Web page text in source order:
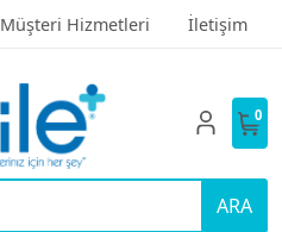
Müşteri Hizmetleri İletişim
ARA
0